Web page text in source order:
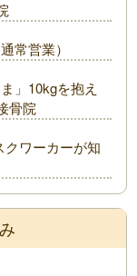
常営業）
」10kgを抱え
骨院
ワーカーが知